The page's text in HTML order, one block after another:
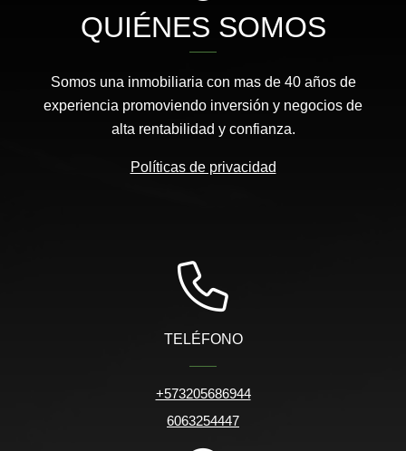
QUIÉNES SOMOS
Somos una inmobiliaria con mas de 40 años de
experiencia promoviendo inversión y negocios de
alta rentabilidad y confianza.
Políticas de privacidad
TELÉFONO
+573205686944
6063254447